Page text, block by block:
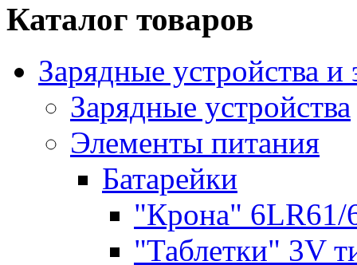
Каталог товаров
Зарядные устройства
Зарядные устройства
Элементы питания
Батарейки
"Крона" 6LR61/
"Таблетки" 3V